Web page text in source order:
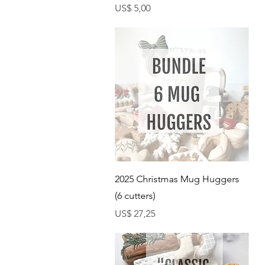
Preço
US$ 5,00
Visualização rápida
2025 Christmas Mug Huggers
(6 cutters)
Preço
US$ 27,25